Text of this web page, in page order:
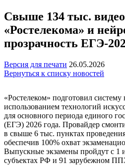
Свыше 134 тыс.
«Ростелекома» и
прозрачность ЕГЭ-
Версия для печати 26.05.2026
Вернуться к списку новостей
«Ростелеком» подготовил
использованием технологий
для основного периода единого
(ЕГЭ) 2026 года. Провайдер
в свыше 6 тыс. пунктах
обеспечив 100% охват
Выпускные экзамены пройдут с 1
субъектах РФ и 91 зарубежном